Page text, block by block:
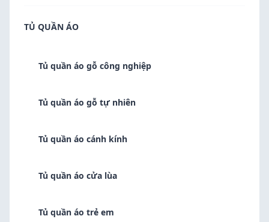
TỦ QUẦN ÁO
Tủ quần áo gỗ công nghiệp
Tủ quần áo gỗ tự nhiên
Tủ quần áo cánh kính
Tủ quần áo cửa lùa
Tủ quần áo trẻ em